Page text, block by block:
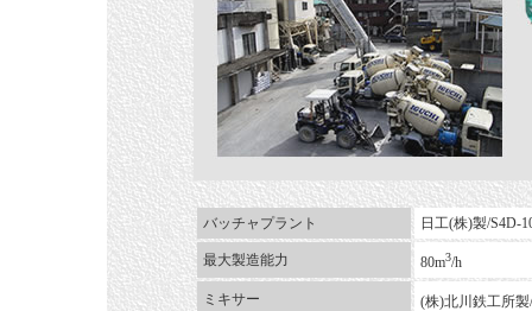
バッチャプラント 日工(株)製/S4D-
最大製造能力 80m3/h
ミキサー (株)北川鉄工所製